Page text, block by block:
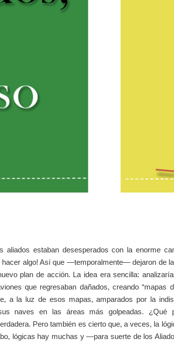
aliados estaban desesperados con la enorme
hacer algo! Así que —temporalmente— dejaron de
plan de acción. La idea era sencilla:
que regresaban dañados, creando “mapas
a la luz de esos mapas, amparados por la
naves en las áreas más golpeadas. ¿Qué
Pero también es cierto que, a veces, la
lógicas hay muchas y —para suerte de los